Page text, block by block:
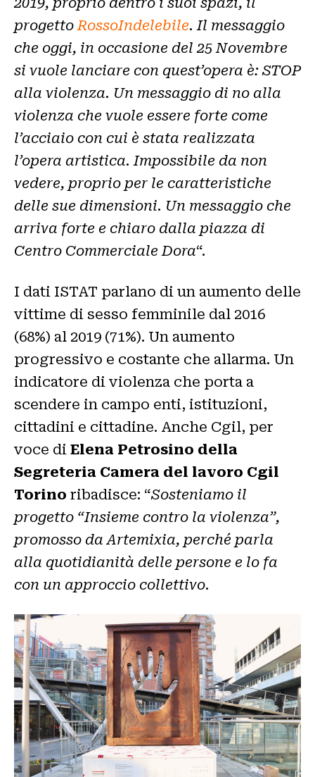
progettoRossoIndelebile. Il messaggio
che oggi, in occasione del 25 Novembre
si vuole lanciare con quest’opera è: STOP
alla violenza. Un messaggio di no alla
violenza che vuole essere forte come
l’acciaio con cui è stata realizzata
l’opera artistica. Impossibile da non
vedere, proprio per le caratteristiche
delle sue dimensioni. Un messaggio che
arriva forte e chiaro dalla piazza di
Centro Commerciale Dora“.
I dati ISTAT parlano di un aumento delle
vittime di sesso femminile dal 2016
(68%) al 2019 (71%). Un aumento
progressivo e costante che allarma. Un
indicatore di violenza che porta a
scendere in campo enti, istituzioni,
cittadini e cittadine. Anche Cgil, per
voce di Elena Petrosino della
Segreteria Camera del lavoro Cgil
Torino ribadisce: “Sosteniamo il
progetto “Insieme contro la violenza”,
promosso da Artemixia, perché parla
alla quotidianità delle persone e lo fa
con un approccio collettivo.